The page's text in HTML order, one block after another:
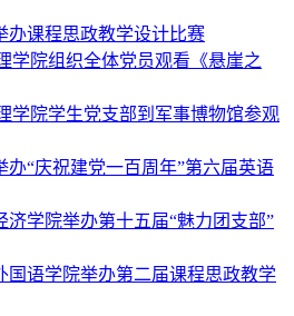
办课程思政教学设计比赛
学院组织全体党员观看《悬崖之
学院学生党支部到军事博物馆参观
办“庆祝建党一百周年”第六届英语
济学院举办第十五届“魅力团支部”
国语学院举办第二届课程思政教学